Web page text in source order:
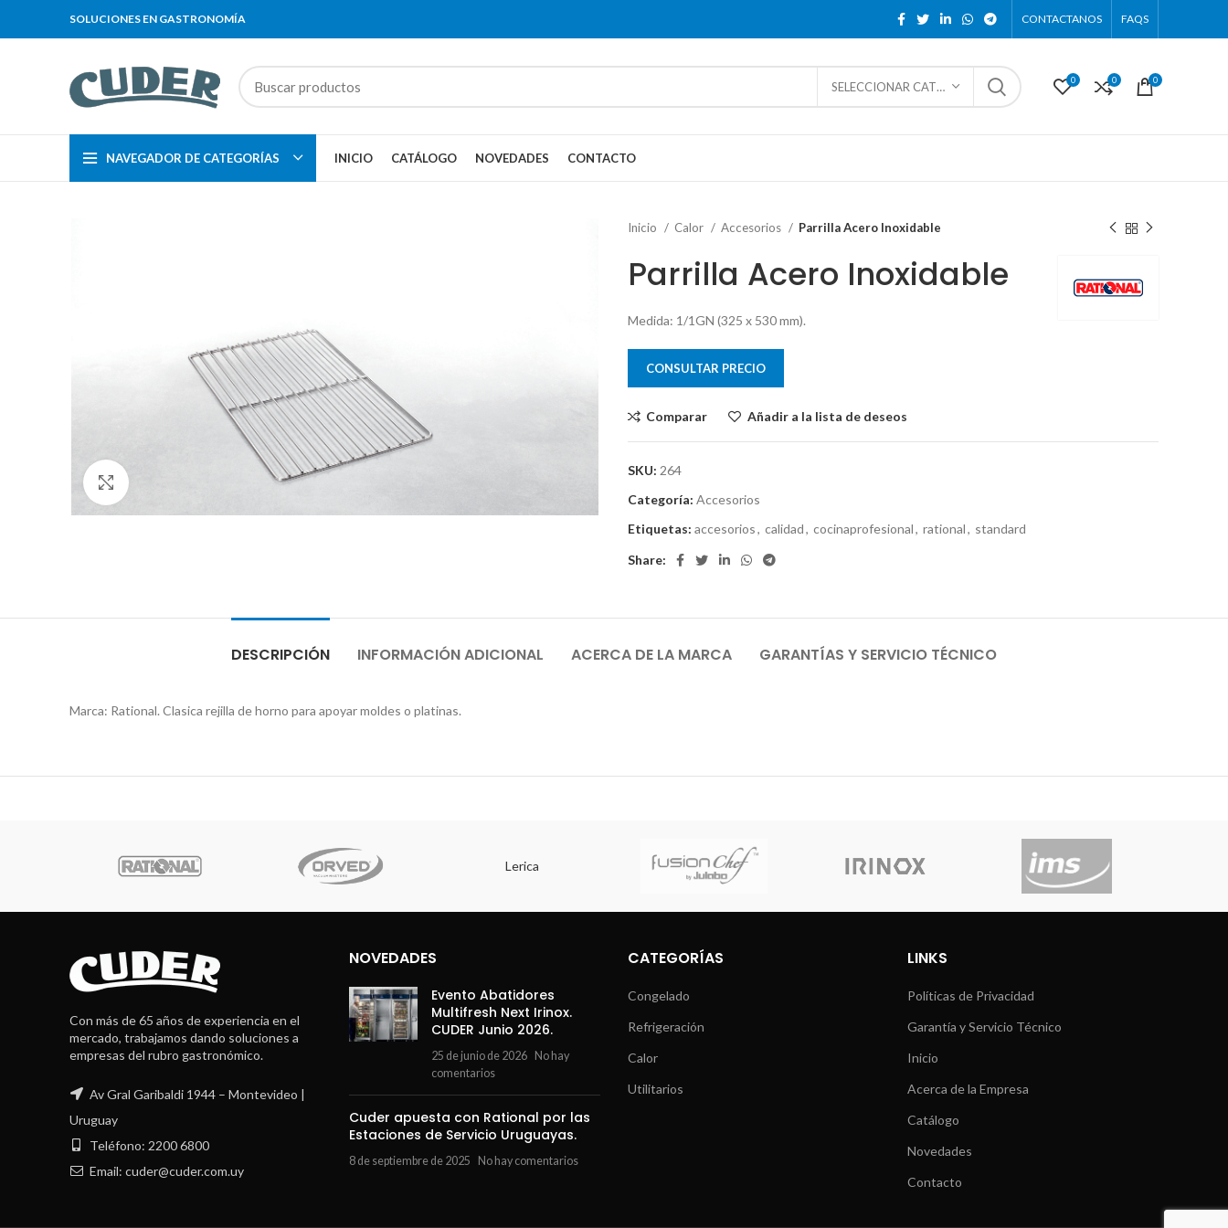
SOLUCIONES EN GASTRONOMÍA CONTACTANOS FAQS
SELECCIONAR CATEGORÍA 0 0 0
NAVEGADOR DE CATEGORÍAS INICIO CATÁLOGO NOVEDADES CONTACTO
Inicio Calor Accesorios Parrilla Acero Inoxidable
Parrilla Acero Inoxidable
Medida: 1/1GN (325 x 530 mm).
CONSULTAR PRECIO
Comparar Añadir a la lista de deseos
SKU: 264
Categoría: Accesorios
Etiquetas: accesorios, calidad, cocinaprofesional, rational, standard
Share:
DESCRIPCIÓN INFORMACIÓN ADICIONAL ACERCA DE LA MARCA GARANTÍAS Y SERVICIO TÉCNICO
Marca: Rational. Clasica rejilla de horno para apoyar moldes o platinas.
Lerica
Con más de 65 años de experiencia en el
mercado, trabajamos dando soluciones a
empresas del rubro gastronómico.
Av Gral Garibaldi 1944 – Montevideo |
Uruguay
Teléfono: 2200 6800
Email: cuder@cuder.com.uy
NOVEDADES
Evento Abatidores
Multifresh Next Irinox.
CUDER Junio 2026.
25 de junio de 2026
No hay
comentarios
Cuder apuesta con Rational por las
Estaciones de Servicio Uruguayas.
8 de septiembre de 2025 No hay comentarios
CATEGORÍAS
Congelado
Refrigeración
Calor
Utilitarios
LINKS
Políticas de Privacidad
Garantía y Servicio Técnico
Inicio
Acerca de la Empresa
Catálogo
Novedades
Contacto